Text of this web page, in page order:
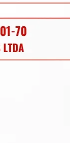
entre outros.
nem
peça,
vans,
TODOS